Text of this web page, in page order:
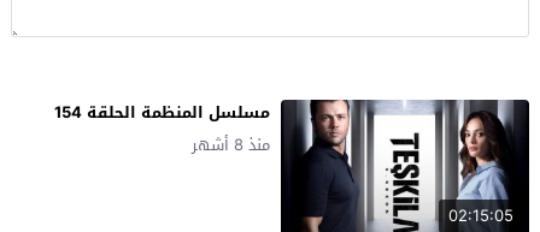
02:15:05
مسلسل المنظمة الحلقة 154
منذ 8 أشهر